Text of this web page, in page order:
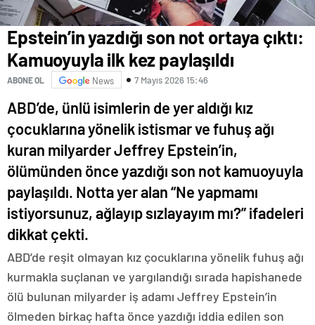
Epstein’in yazdığı son not ortaya çıktı:
Kamuoyuyla ilk kez paylaşıldı
ABONE OL News 7 Mayıs 2026 15:46
ABD’de, ünlü isimlerin de yer aldığı kız
çocuklarına yönelik istismar ve fuhuş ağı
kuran milyarder Jeffrey Epstein’in,
ölümünden önce yazdığı son not kamuoyuyla
paylaşıldı. Notta yer alan “Ne yapmamı
istiyorsunuz, ağlayıp sızlayayım mı?” ifadeleri
dikkat çekti.
ABD’de reşit olmayan kız çocuklarına yönelik fuhuş ağı
kurmakla suçlanan ve yargılandığı sırada hapishanede
ölü bulunan milyarder iş adamı Jeffrey Epstein’in
ölmeden birkaç hafta önce yazdığı iddia edilen son